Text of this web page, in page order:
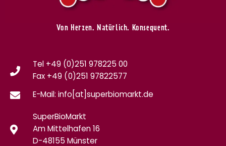
Von Herzen. Natürlich. Konsequent.
Tel +49 (0)251 978225 00
Fax +49 (0)251 97822577
E-Mail: info[at]superbiomarkt.de
SuperBioMarkt
Am Mittelhafen 16
D-48155 Münster